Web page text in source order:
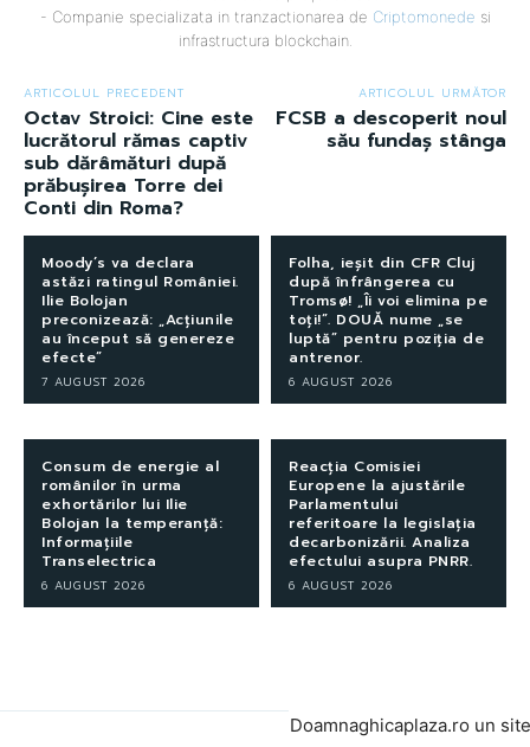
- Companie specializata in tranzactionarea de Criptomonede si
infrastructura blockchain.
ARTICOLUL PRECEDENT
Octav Stroici: Cine este
lucrătorul rămas captiv
sub dărâmături după
prăbușirea Torre dei
Conti din Roma?
ARTICOLUL URMĂTOR
FCSB a descoperit noul
său fundaș stânga
Moody’s va declara
astăzi ratingul României.
Ilie Bolojan
preconizează: „Acțiunile
au început să genereze
efecte”
7 AUGUST 2026
Folha, ieșit din CFR Cluj
după înfrângerea cu
Tromsø! „Îi voi elimina pe
toți!”. DOUĂ nume „se
luptă” pentru poziția de
antrenor.
6 AUGUST 2026
Consum de energie al
românilor în urma
exhortărilor lui Ilie
Bolojan la temperanță:
Informațiile
Transelectrica
6 AUGUST 2026
Reacția Comisiei
Europene la ajustările
Parlamentului
referitoare la legislația
decarbonizării. Analiza
efectului asupra PNRR.
6 AUGUST 2026
Doamnaghicaplaza.ro un site